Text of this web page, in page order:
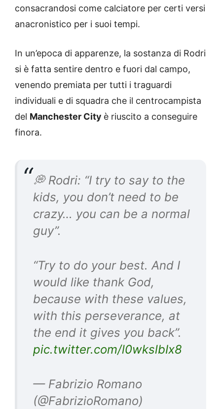
consacrandosi come calciatore per certi versi
anacronistico per i suoi tempi.
In un’epoca di apparenze, la sostanza di Rodri
si è fatta sentire dentro e fuori dal campo,
venendo premiata per tutti i traguardi
individuali e di squadra che il centrocampista
del Manchester City è riuscito a conseguire
finora.
💭 Rodri: “I try to say to the
kids, you don’t need to be
crazy… you can be a normal
guy”.
“Try to do your best. And I
would like thank God,
because with these values,
with this perseverance, at
the end it gives you back”.
pic.twitter.com/l0wkslbIx8
— Fabrizio Romano
(@FabrizioRomano)